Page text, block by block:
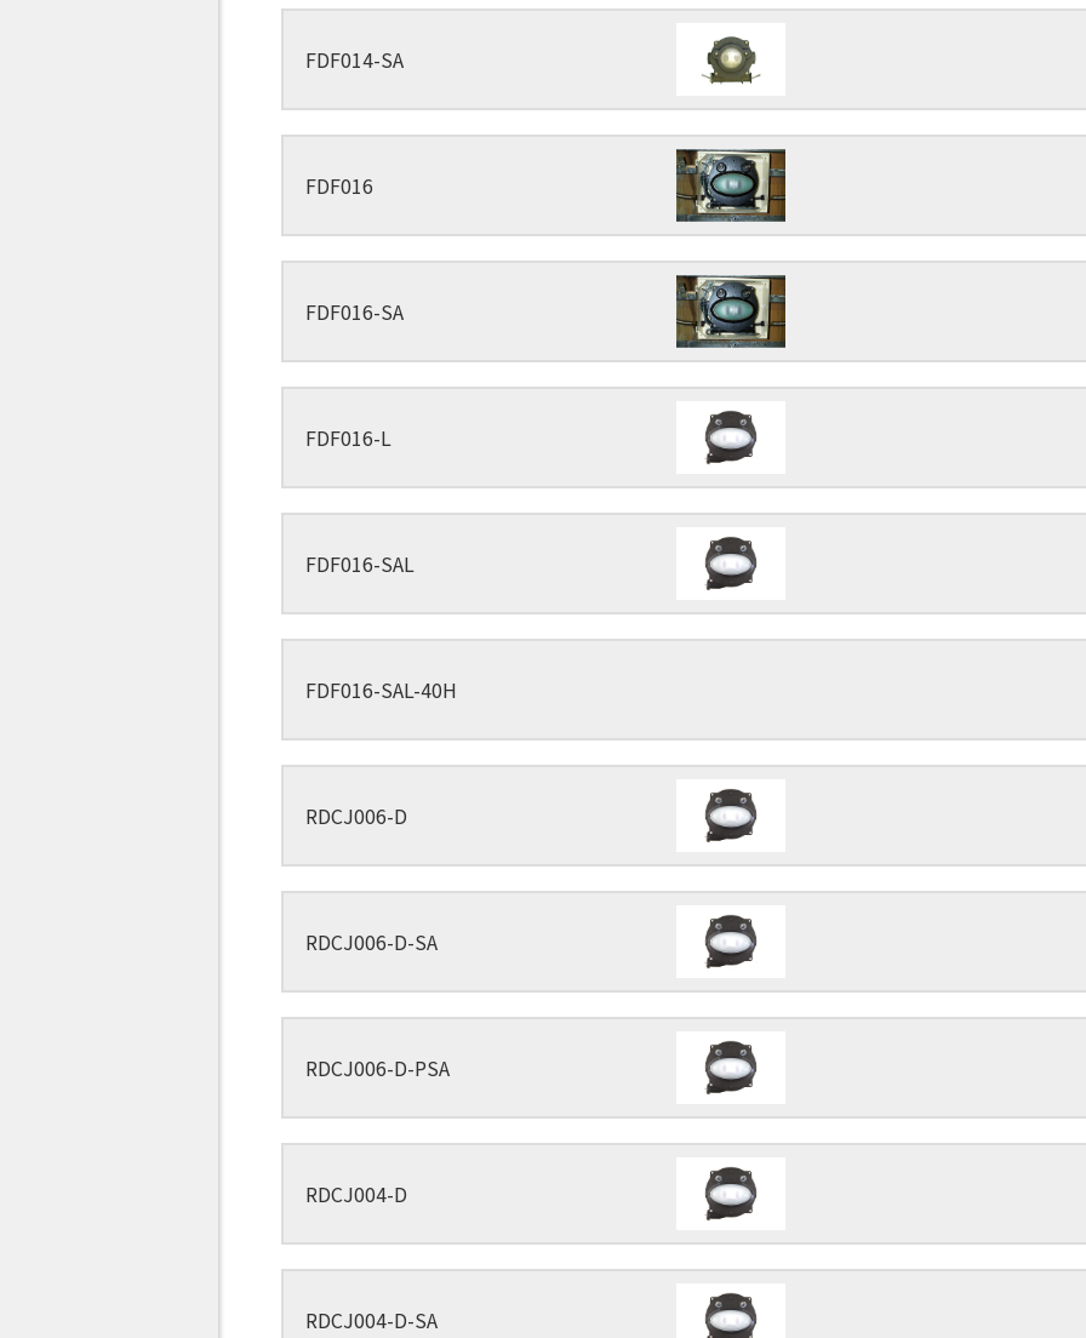
FDF014-SA
FDF016
FDF016-SA
FDF016-L
FDF016-SAL
FDF016-SAL-40H
RDCJ006-D
RDCJ006-D-SA
RDCJ006-D-PSA
RDCJ004-D
RDCJ004-D-SA